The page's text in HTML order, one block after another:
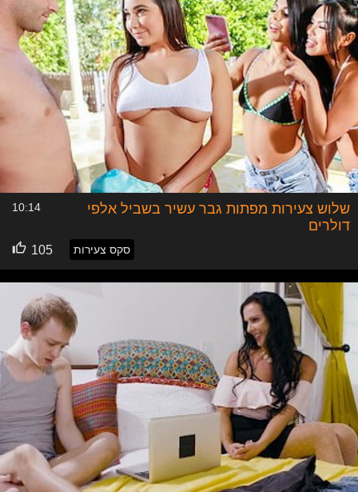
שלוש צעירות מפתות גבר עשיר בשביל אלפי
דולרים
10:14
סקס צעירות 105